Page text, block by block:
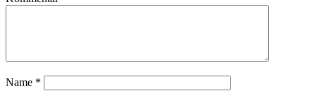
Name *